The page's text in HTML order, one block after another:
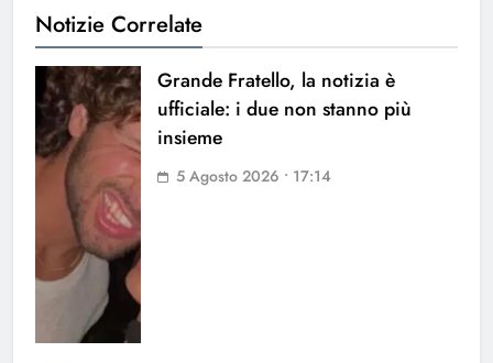
Notizie Correlate
Grande Fratello, la notizia è
ufficiale: i due non stanno più
insieme
5 Agosto 2026 • 17:14